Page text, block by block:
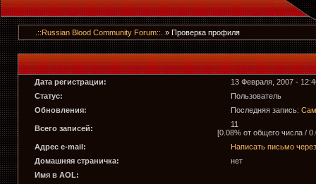
.::Russian Blood Community Forum::. » Проверка профиля
Дата регистрации:
13 Февраля, 2007 -
Статус:
Пользователь
Обновления:
Последняя запись:
Всего записей:
11
[0.08% от общего числа /
Адрес e-mail:
Написать письмо
Домашняя страничка:
нет
Имя в AOL: